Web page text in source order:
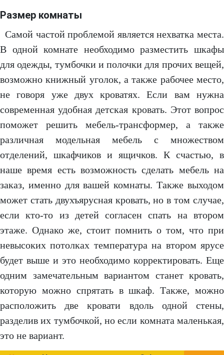
Размер комнаты
Самой частой проблемой является нехватка места.
В одной комнате необходимо разместить шкафы
для одежды, тумбочки и полочки для прочих вещей,
возможно книжный уголок, а также рабочее место,
не говоря уже двух кроватях. Если вам нужна
современная удобная детская кровать. Этот вопрос
поможет решить мебель-трансформер, а также
различная модельная мебель с множеством
отделений, шкафчиков и ящичков. К счастью, в
наше время есть возможность сделать мебель на
заказ, именно для вашей комнаты. Также выходом
может стать двухъярусная кровать, но в том случае,
если кто-то из детей согласен спать на втором
этаже. Однако же, стоит помнить о том, что при
невысоких потолках температура на втором ярусе
будет выше и это необходимо корректировать. Еще
одним замечательным вариантом станет кровать,
которую можно спрятать в шкаф. Также, можно
расположить две кровати вдоль одной стены,
разделив их тумбочкой, но если комната маленькая,
это не вариант.